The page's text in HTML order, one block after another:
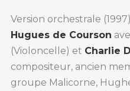
Version orchestrale
Hugues de Courson
(Violoncelle) et Charlie
compositeur, ancien
groupe Malicorne,